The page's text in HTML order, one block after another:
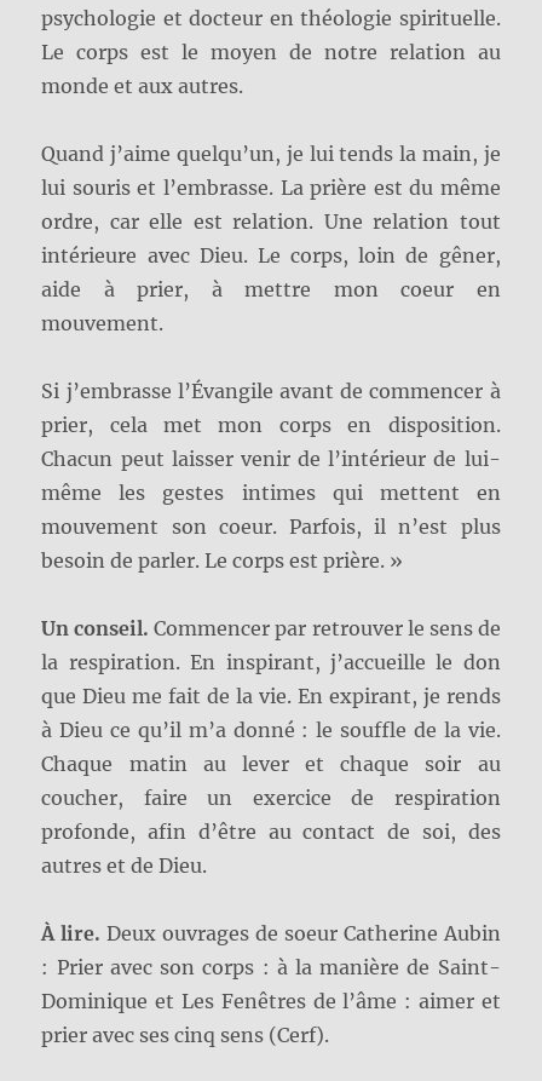
psychologie et docteur en théologie spirituelle.
Le corps est le moyen de notre relation au
monde et aux autres.
Quand j’aime quelqu’un, je lui tends la main, je
lui souris et l’embrasse. La prière est du même
ordre, car elle est relation. Une relation tout
intérieure avec Dieu. Le corps, loin de gêner,
aide à prier, à mettre mon coeur en
mouvement.
Si j’embrasse l’Évangile avant de commencer à
prier, cela met mon corps en disposition.
Chacun peut laisser venir de l’intérieur de lui-
même les gestes intimes qui mettent en
mouvement son coeur. Parfois, il n’est plus
besoin de parler. Le corps est prière. »
Un conseil. Commencer par retrouver le sens de
la respiration. En inspirant, j’accueille le don
que Dieu me fait de la vie. En expirant, je rends
à Dieu ce qu’il m’a donné : le souffle de la vie.
Chaque matin au lever et chaque soir au
coucher, faire un exercice de respiration
profonde, afin d’être au contact de soi, des
autres et de Dieu.
À lire. Deux ouvrages de soeur Catherine Aubin
: Prier avec son corps : à la manière de Saint-
Dominique et Les Fenêtres de l’âme : aimer et
prier avec ses cinq sens (Cerf).